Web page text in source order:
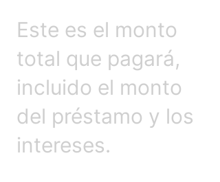
Este es el monto
total que pagará,
incluido el monto
del préstamo y los
intereses.